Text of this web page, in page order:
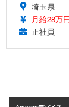
埼玉県
月給28万
正社員